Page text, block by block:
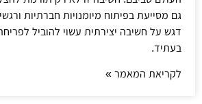
גם מסייעת בפיתוח מיומנויות חברתיות
דגש על חשיבה יצירתית עשוי להוביל
בעתיד.
לקריאת המאמר »